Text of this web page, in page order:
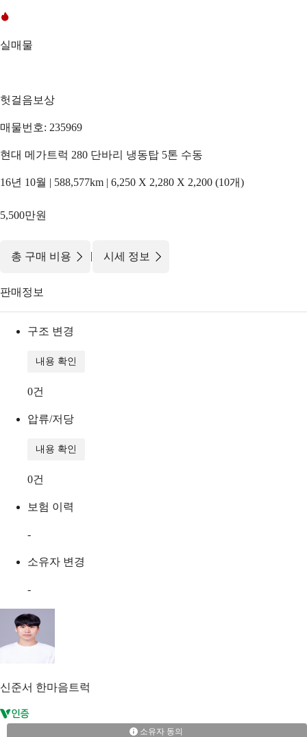
실매물
헛걸음보상
매물번호: 235969
현대 메가트럭 280 단바리 냉동탑 5톤 수동
16년 10월 | 588,577km | 6,250 X 2,280 X 2,200 (10개)
5,500만원
총 구매 비용 | 시세 정보
판매정보
구조 변경
내용 확인
0건
압류/저당
내용 확인
0건
보험 이력
-
소유자 변경
-
신준서 한마음트럭
소유자 동의